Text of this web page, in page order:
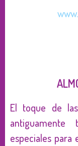
El toque de
especiales para